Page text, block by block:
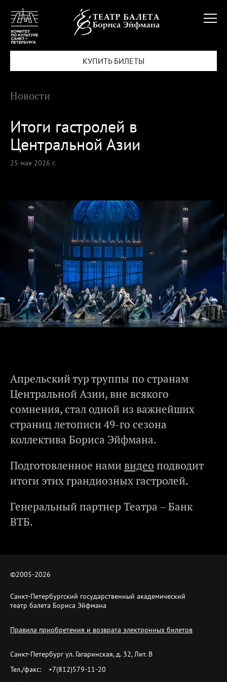
КУПИТЬ БИЛЕТЫ
Новости
Итоги гастролей в
Центральной Азии
25 мая 2026 г.
Апрельский тур труппы по странам
Центральной Азии, вне всякого
сомнения, стал одной из важнейших
страниц летописи 49-го сезона
коллектива Бориса Эйфмана.
Подготовленное нами видео подводит
итоги этих грандиозных гастролей.
Генеральный партнер Театра – Банк
ВТБ.
©2005-2026
Санкт-Петербургский государственный академический
театр балета Бориса Эйфмана
Правила приобретения и возврата электронных билетов
Санкт-Петербург ул. Гагаринская, д. 32, Лит. B
Тел./факс:
+7(812)579-11-20